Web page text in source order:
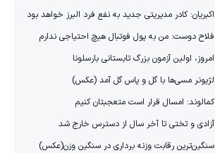
اکبریان: کادر مدیریتی جدید به نفع فرد البرز خواهد بود
فلاح دوست: من به پول فوتبال هیچ احتیاجی ندارم
امروز، اولین آزمون بزرگ تابستانی بارسلونا
لژیونر مسی‌ها با گل و پاس گل آمد (عکس)
کمالوند: امسال قرار است متعجبتان کنیم
آزادی و تختی تا آخر سال از دسترس خارج شد
سنگین‌ترین رقابت وزنه برداری در سنگین وزن(عکس)